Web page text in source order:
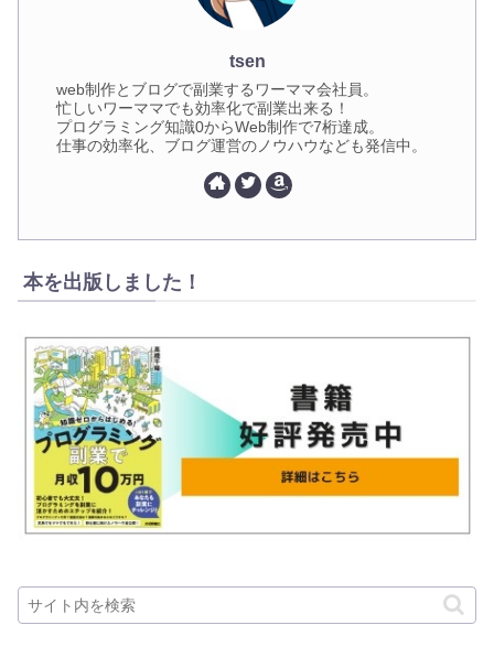
tsen
web制作とブログで副業するワーママ会社員。
忙しいワーママでも効率化で副業出来る！
プログラミング知識0からWeb制作で7桁達成。
仕事の効率化、ブログ運営のノウハウなども発信中。
本を出版しました！